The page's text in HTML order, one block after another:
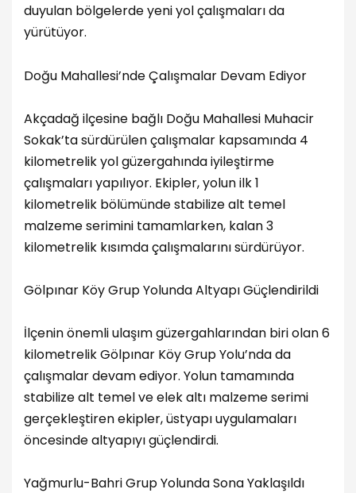
duyulan bölgelerde yeni yol çalışmaları da
yürütüyor.
Doğu Mahallesi’nde Çalışmalar Devam Ediyor
Akçadağ ilçesine bağlı Doğu Mahallesi Muhacir
Sokak’ta sürdürülen çalışmalar kapsamında 4
kilometrelik yol güzergahında iyileştirme
çalışmaları yapılıyor. Ekipler, yolun ilk 1
kilometrelik bölümünde stabilize alt temel
malzeme serimini tamamlarken, kalan 3
kilometrelik kısımda çalışmalarını sürdürüyor.
Gölpınar Köy Grup Yolunda Altyapı Güçlendirildi
İlçenin önemli ulaşım güzergahlarından biri olan 6
kilometrelik Gölpınar Köy Grup Yolu’nda da
çalışmalar devam ediyor. Yolun tamamında
stabilize alt temel ve elek altı malzeme serimi
gerçekleştiren ekipler, üstyapı uygulamaları
öncesinde altyapıyı güçlendirdi.
Yağmurlu-Bahri Grup Yolunda Sona Yaklaşıldı